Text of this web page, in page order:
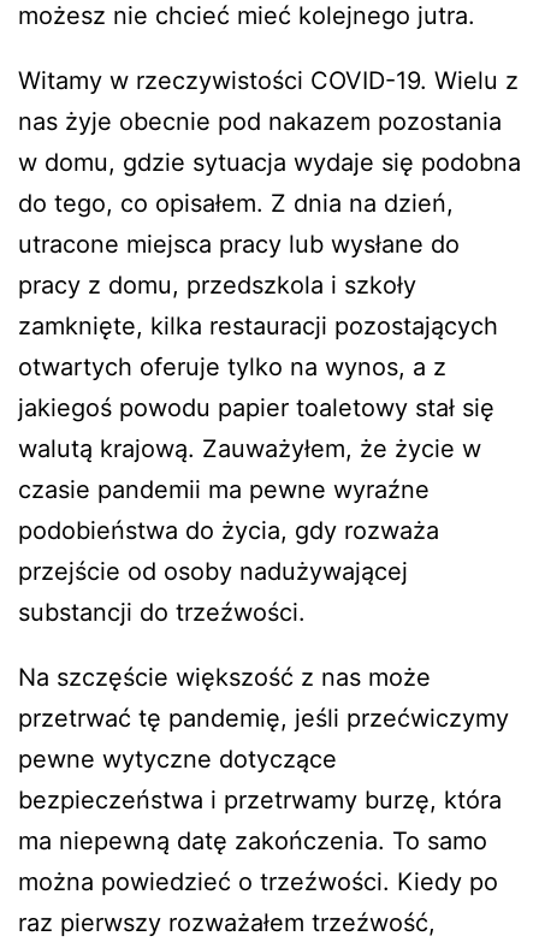
możesz nie chcieć mieć kolejnego jutra.
Witamy w rzeczywistości COVID-19. Wielu z
nas żyje obecnie pod nakazem pozostania
w domu, gdzie sytuacja wydaje się podobna
do tego, co opisałem. Z dnia na dzień,
utracone miejsca pracy lub wysłane do
pracy z domu, przedszkola i szkoły
zamknięte, kilka restauracji pozostających
otwartych oferuje tylko na wynos, a z
jakiegoś powodu papier toaletowy stał się
walutą krajową. Zauważyłem, że życie w
czasie pandemii ma pewne wyraźne
podobieństwa do życia, gdy rozważa
przejście od osoby nadużywającej
substancji do trzeźwości.
Na szczęście większość z nas może
przetrwać tę pandemię, jeśli przećwiczymy
pewne wytyczne dotyczące
bezpieczeństwa i przetrwamy burzę, która
ma niepewną datę zakończenia. To samo
można powiedzieć o trzeźwości. Kiedy po
raz pierwszy rozważałem trzeźwość,